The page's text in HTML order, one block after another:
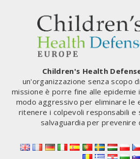
COVID
PER
IL
GENOMA
UMANO
ORA
LEGALMENTE
STABILITO
(ITALIA)
Children's Health
un'organizzazione senza scopo
missione è porre fine alle epidemie
modo aggressivo per eliminare le
ritenere i colpevoli responsabili e
salvaguardia per prevenire